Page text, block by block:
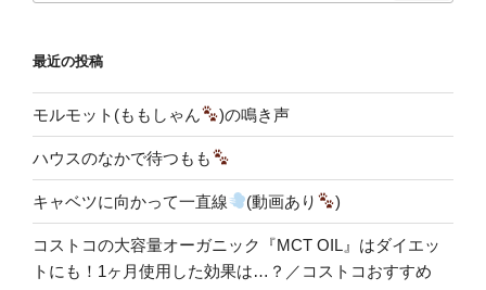
最近の投稿
モルモット(ももしゃん )の鳴き声
ハウスのなかで待つもも
キャベツに向かって一直線 (動画あり )
コストコの大容量オーガニック『MCT OIL』はダイエッ
トにも！1ヶ月使用した効果は…？／コストコおすすめ